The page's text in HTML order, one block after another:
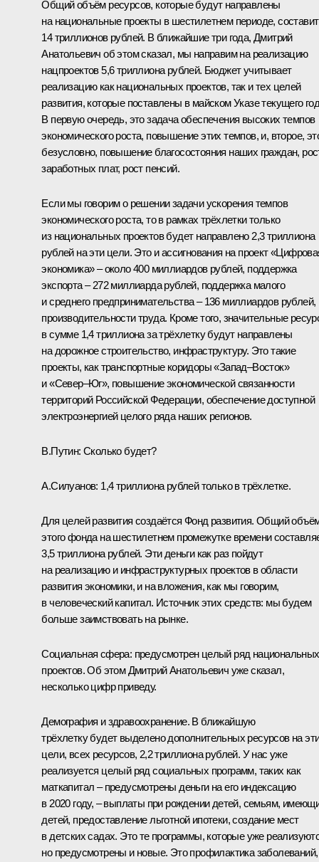
Общий объём ресурсов, которые будут направлены
на национальные проекты в шестилетнем периоде, составит
14 триллионов рублей. В ближайшие три года, Дмитрий
Анатольевич об этом сказал, мы направим на реализацию
нацпроектов 5,6 триллиона рублей. Бюджет учитывает
реализацию как национальных проектов, так и тех целей
развития, которые поставлены в майском Указе текущего
В первую очередь, это задача обеспечения высоких темпов
экономического роста, повышение этих темпов, и, второе,
безусловно, повышение благосостояния наших граждан,
заработных плат, рост пенсий.
Если мы говорим о решении задачи ускорения темпов
экономического роста, то в рамках трёхлетки только
из национальных проектов будет направлено 2,3 триллиона
рублей на эти цели. Это и ассигнования на проект
экономика» – около 400 миллиардов рублей, поддержка
экспорта – 272 миллиарда рублей, поддержка малого
и среднего предпринимательства – 136 миллиардов рублей,
производительности труда. Кроме того, значительные
в сумме 1,4 триллиона за трёхлетку будут направлены
на дорожное строительство, инфраструктуру. Это такие
проекты, как транспортные коридоры «Запад–Восток»
и «Север–Юг», повышение экономической связанности
территорий Российской Федерации, обеспечение доступной
электроэнергией целого ряда наших регионов.
В.Путин: Сколько будет?
А.Силуанов: 1,4 триллиона рублей только в трёхлетке.
Для целей развития создаётся Фонд развития. Общий
этого фонда на шестилетнем промежутке времени
3,5 триллиона рублей. Эти деньги как раз пойдут
на реализацию и инфраструктурных проектов в области
развития экономики, и на вложения, как мы говорим,
в человеческий капитал. Источник этих средств: мы будем
больше заимствовать на рынке.
Социальная сфера: предусмотрен целый ряд национальных
проектов. Об этом Дмитрий Анатольевич уже сказал,
несколько цифр приведу.
Демография и здравоохранение. В ближайшую
трёхлетку будет выделено дополнительных ресурсов на
цели, всех ресурсов, 2,2 триллиона рублей. У нас уже
реализуется целый ряд социальных программ, таких как
маткапитал – предусмотрены деньги на его индексацию
в 2020 году, – выплаты при рождении детей, семьям,
детей, предоставление льготной ипотеки, создание мест
в детских садах. Это те программы, которые уже
но предусмотрены и новые. Это профилактика заболеваний,